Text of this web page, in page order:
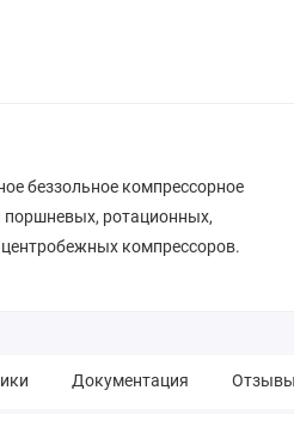
беззольное компрессорное
ротационных,
компрессоров.
Документация